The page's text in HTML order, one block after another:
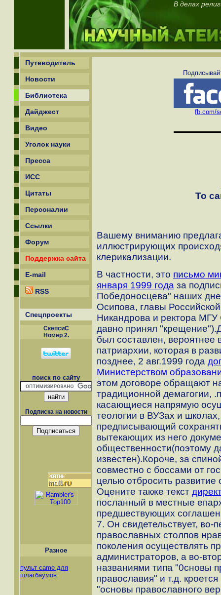
В делах
Путеводитель
Новости
Библиотека
Дайджест
Видео
Уголок науки
Пресса
ИСС
Цитаты
Персоналии
Ссылки
Форум
Поддержка сайта
E-mail
RSS
Спецпроекты
СкепсиС
Номер 2.
поиск по сайту
Подписка на новости
Разное
пульт came для
шлагбаумов
fb.com/
То
Вашему вниманию
иллюстрирующих
клерикализации.
В частности, это письмо
января 1999 года за
Победоносцева" наших
Осипова, главы
Никандрова и ректора МГУ
давно принял
был составлен, вероятнее
патриархии, которая в
позднее, 2 авг.1999 года
Министерством
этом договоре обращают
традиционной демагогии,
касающиеся напрямую
теологии в ВУЗах и
предписывающий
вытекающих из него
общественности(поэтому
известен).Короче, за
совместно с боссами от
целью отбросить развитие
Оцените также текст
посланный в местные
предшествующих
7. Он свидетельствует,
православных столпов
поколения осуществлять
администраторов, а во-
названиями типа "0сновы
православия" и т.д.
"основы православного